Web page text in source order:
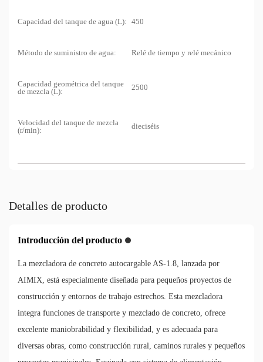
Capacidad del tanque de agua (L): 450
Método de suministro de agua: Relé de tiempo y relé mecánico
Capacidad geométrica del tanque
de mezcla (L):
2500
Velocidad del tanque de mezcla
(r/min):
dieciséis
Detalles de producto
Introducción del producto
La mezcladora de concreto autocargable AS-1.8, lanzada por
AIMIX, está especialmente diseñada para pequeños proyectos de
construcción y entornos de trabajo estrechos. Esta mezcladora
integra funciones de transporte y mezclado de concreto, ofrece
excelente maniobrabilidad y flexibilidad, y es adecuada para
diversas obras, como construcción rural, caminos rurales y pequeños